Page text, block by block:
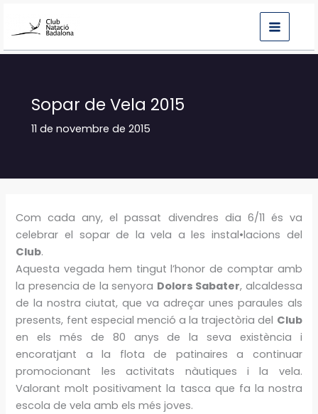
Sopar de Vela 2015
11 de novembre de 2015
Com cada any, el passat divendres dia 6/11 és va
celebrar el sopar de la vela a les instal•lacions del
Club.
Aquesta vegada hem tingut l’honor de comptar amb
la presencia de la senyora Dolors Sabater, alcaldessa
de la nostra ciutat, que va adreçar unes paraules als
presents, fent especial menció a la trajectòria del Club
en els més de 80 anys de la seva existència i
encoratjant a la flota de patinaires a continuar
promocionant les activitats nàutiques i la vela.
Valorant molt positivament la tasca que fa la nostra
escola de vela amb els més joves.